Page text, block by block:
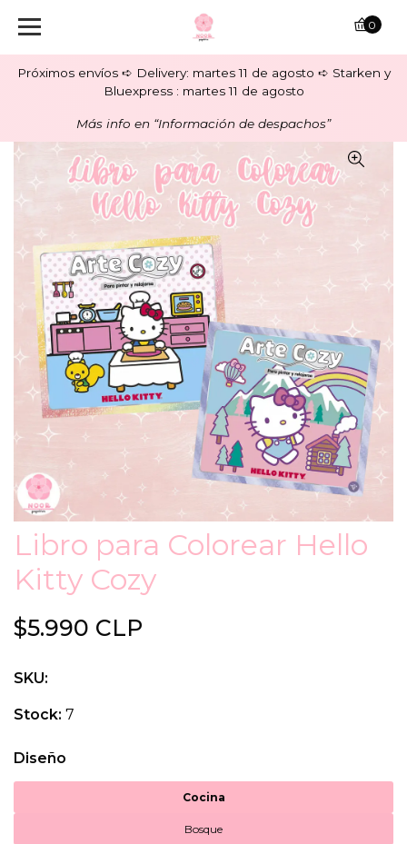
Próximos envíos ➪ Delivery: martes 11 de agosto ➪ Starken y
Bluexpress : martes 11 de agosto
Más info en “Información de despachos”
0
Libro para Colorear Hello
Kitty Cozy
$5.990 CLP
SKU:
Stock: 7
Diseño
Cocina
Bosque